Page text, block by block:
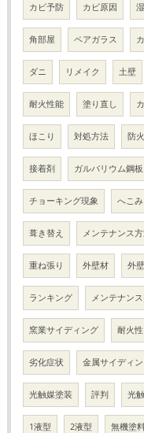
カビ予防 カビ原因
角部屋 ペアガラス
ダニ リメイク 土壁
耐火性能 塗り直し
ほこり 対処方法 防
接着剤 ガルバリウム鋼板
チョーキング現象 へこみ
葺き替え メンテナンス
重ね張り 外壁材 外
ランキング メンテナン
窯業サイディング 耐火性
劣化症状 金属サイディ
光触媒塗装 評判 光
1液型 2液型 無機塗